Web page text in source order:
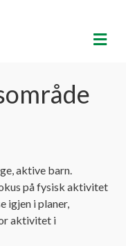
M
E
aktive barn.
på fysisk aktivitet
igjen i planer,
aktivitet i